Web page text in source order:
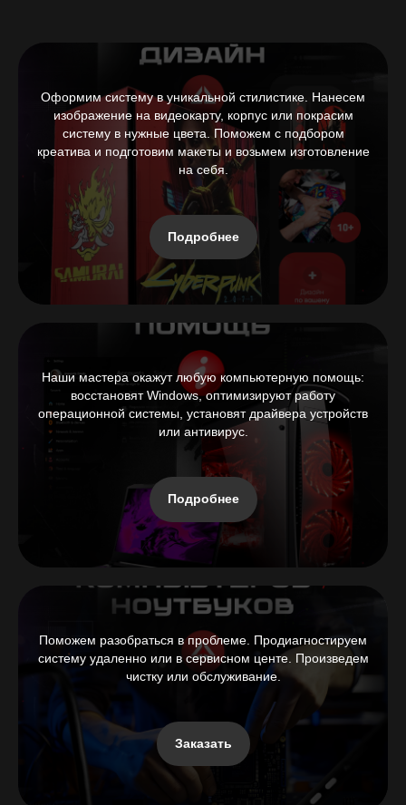
Оформим систему в уникальной стилистике. Нанесем
изображение на видеокарту, корпус или покрасим
систему в нужные цвета. Поможем с подбором
креатива и подготовим макеты и возьмем изготовление
на себя.
Подробнее
Наши мастера окажут любую компьютерную помощь:
восстановят Windows, оптимизируют работу
операционной системы, установят драйвера устройств
или антивирус.
Подробнее
Поможем разобраться в проблеме. Продиагностируем
систему удаленно или в сервисном центе. Произведем
чистку или обслуживание.
Заказать